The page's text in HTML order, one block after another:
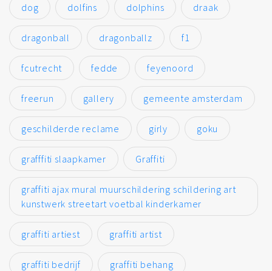
dog dolfins dolphins draak
dragonball dragonballz f1
fcutrecht fedde feyenoord
freerun gallery gemeente amsterdam
geschilderde reclame girly goku
grafffiti slaapkamer Graffiti
graffiti ajax mural muurschildering schildering art
kunstwerk streetart voetbal kinderkamer
graffiti artiest graffiti artist
graffiti bedrijf graffiti behang